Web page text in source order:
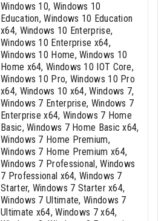
Windows 10, Windows 10
Education, Windows 10 Education
x64, Windows 10 Enterprise,
Windows 10 Enterprise x64,
Windows 10 Home, Windows 10
Home x64, Windows 10 IOT Core,
Windows 10 Pro, Windows 10 Pro
x64, Windows 10 x64, Windows 7,
Windows 7 Enterprise, Windows 7
Enterprise x64, Windows 7 Home
Basic, Windows 7 Home Basic x64,
Windows 7 Home Premium,
Windows 7 Home Premium x64,
Windows 7 Professional, Windows
7 Professional x64, Windows 7
Starter, Windows 7 Starter x64,
Windows 7 Ultimate, Windows 7
Ultimate x64, Windows 7 x64,